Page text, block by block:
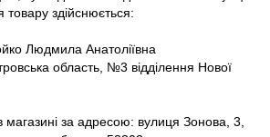
здійснюється:
Людмила Анатоліївна
область, №3 відділення Нової
за адресою: вулиця Зонова, 3,